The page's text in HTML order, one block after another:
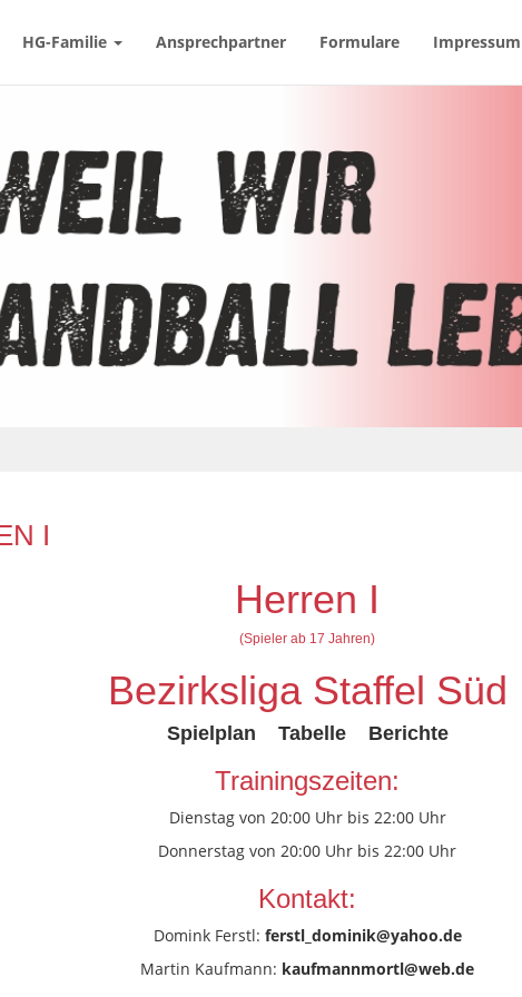
HG-Familie Ansprechpartner Formulare Impressum
I
Herren I
(Spieler ab 17 Jahren)
Bezirksliga Staffel Süd
Spielplan Tabelle Berichte
Trainingszeiten:
Dienstag von 20:00 Uhr bis 22:00 Uhr
Donnerstag von 20:00 Uhr bis 22:00 Uhr
Kontakt:
Domink Ferstl: ferstl_dominik@yahoo.de
Martin Kaufmann: kaufmannmortl@web.de